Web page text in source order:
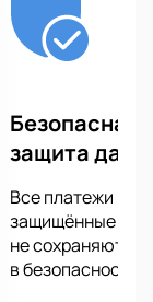
Безопасная
защита
Все платежи
защищённые
не сохраняются
в безопасности.